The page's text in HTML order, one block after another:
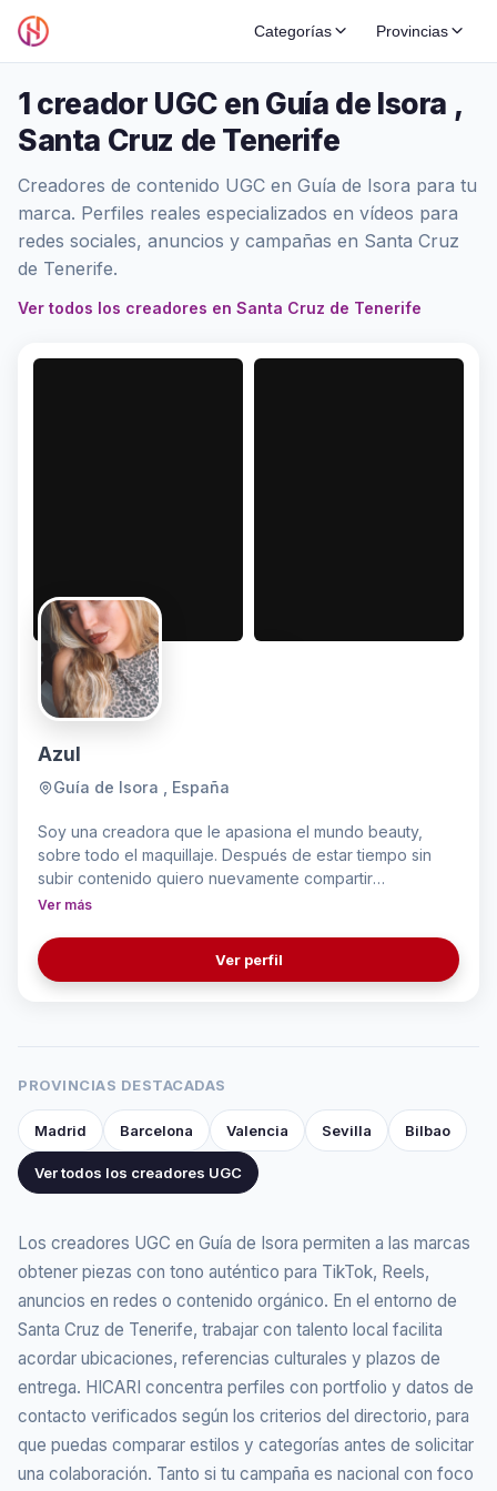
Categorías Provincias
1 creador UGC en Guía de Isora ,
Santa Cruz de Tenerife
Creadores de contenido UGC en Guía de Isora para tu
marca. Perfiles reales especializados en vídeos para
redes sociales, anuncios y campañas en Santa Cruz
de Tenerife.
Ver todos los creadores en Santa Cruz de Tenerife
Azul
Guía de Isora , España
Soy una creadora que le apasiona el mundo beauty,
sobre todo el maquillaje. Después de estar tiempo sin
subir contenido quiero nuevamente compartir
experiencias, y seguir creciendo
Ver más
Ver perfil
PROVINCIAS DESTACADAS
Madrid Barcelona Valencia Sevilla Bilbao
Ver todos los creadores UGC
Los creadores UGC en Guía de Isora permiten a las marcas
obtener piezas con tono auténtico para TikTok, Reels,
anuncios en redes o contenido orgánico. En el entorno de
Santa Cruz de Tenerife, trabajar con talento local facilita
acordar ubicaciones, referencias culturales y plazos de
entrega. HICARI concentra perfiles con portfolio y datos de
contacto verificados según los criterios del directorio, para
que puedas comparar estilos y categorías antes de solicitar
una colaboración. Tanto si tu campaña es nacional con foco